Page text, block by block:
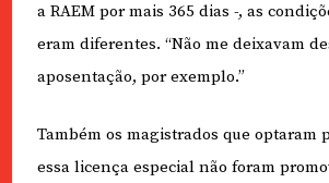
a RAEM por mais 365 dias -, as
eram diferentes. “Não me deixavam
aposentação, por exemplo.”
Também os magistrados que optaram
essa licença especial não foram